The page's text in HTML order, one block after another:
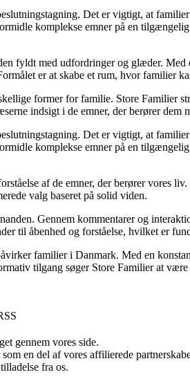
Det er vigtigt, at
komplekse emner på en
fyldt med udfordringer og glæder.
er at skabe et rum, hvor familier
former for familie. Store Familier
indsigt i de emner, der berører dem
Det er vigtigt, at
komplekse emner på en
af de emner, der berører vores
valg baseret på solid viden.
Gennem kommentarer og
til åbenhed og forståelse, hvilket er
familier i Danmark. Med en
tilgang søger Store Familier at
gennem vores side.
en del af vores affilierede
fra os.